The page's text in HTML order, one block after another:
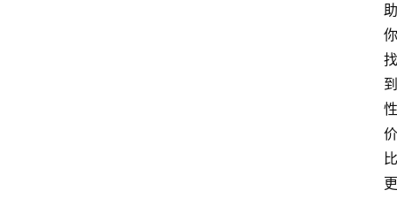
助
你
找
到
性
价
比
更